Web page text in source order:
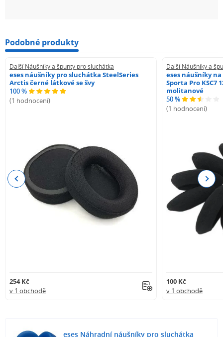
Podobné produkty
Další Náušníky a špunty pro sluchátka
eses náušníky pro sluchátka SteelSeries
Arctis černé látkové se švy
100 %
(1 hodnocení)
254 Kč
v 1 obchodě
Další Náušníky a
eses náušníky
Sporta Pro KSC7
molitanové
50 %
(1 hodnocení)
100 Kč
v 1 obchodě
Previous Next
eses Náhradní náušníky pro sluchátka